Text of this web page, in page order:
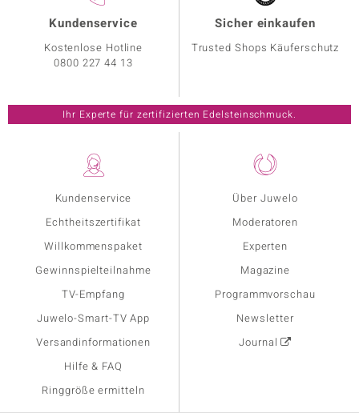
Kundenservice
Echtheitszertifikat
Willkommenspaket
Gewinnspielteilnahme
TV-Empfang
Juwelo-Smart-TV App
Versandinformationen
Hilfe & FAQ
Ringgröße ermitteln
Über Juwelo
Moderatoren
Experten
Magazine
Programmvorschau
Newsletter
Journal
Kundenservice
Kostenlose Hotline
0800 227 44 13
Sicher einkaufen
Trusted Shops Käuferschutz
Ihr Experte für zertifizierten Edelsteinschmuck.